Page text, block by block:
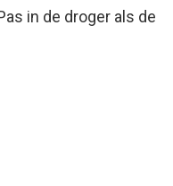
in de droger als de